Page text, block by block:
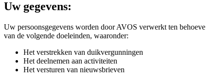
Uw gegevens:
Uw persoonsgegevens worden door AVOS verwerkt ten behoeve
van de volgende doeleinden, waaronder:
Het verstrekken van duikvergunningen
Het deelnemen aan activiteiten
Het versturen van nieuwsbrieven